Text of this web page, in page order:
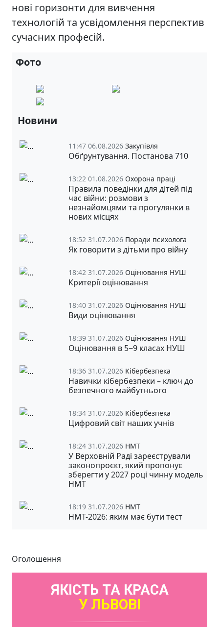
нові горизонти для вивчення
технологій та усвідомлення перспектив
сучасних професій.
Фото
Новини
11:47 06.08.2026 Закупівля
Обґрунтування. Постанова 710
13:22 01.08.2026 Охорона праці
Правила поведінки для дітей під
час війни: розмови з
незнайомцями та прогулянки в
нових місцях
18:52 31.07.2026 Поради психолога
Як говорити з дітьми про війну
18:42 31.07.2026 Оцінювання НУШ
Критерії оцінювання
18:40 31.07.2026 Оцінювання НУШ
Види оцінювання
18:39 31.07.2026 Оцінювання НУШ
Оцінювання в 5‒9 класах НУШ
18:36 31.07.2026 Кібербезпека
Навички кібербезпеки – ключ до
безпечного майбутнього
18:34 31.07.2026 Кібербезпека
Цифровий світ наших учнів
18:24 31.07.2026 НМТ
У Верховній Раді зареєстрували
законопроєкт, який пропонує
зберегти у 2027 році чинну модель
НМТ
18:19 31.07.2026 НМТ
НМТ-2026: яким має бути тест
Оголошення